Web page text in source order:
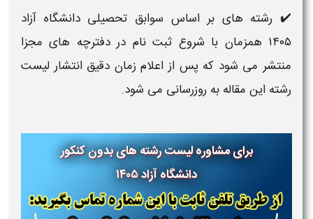
✔️ رشته های بر اساس سوابق تحصیلی دانشگاه آزاد
۱۴۰۵ همزمان با شروع ثبت نام در دفترچه های مجزا
منتشر می شود که پس از اعلام زمان دقیق انتشار لیست
رشته این مقاله به روزرسانی می شود.
برای مشاوره لیست رشته های بدون کنکور
دانشگاه آزاد ۱۴۰۵